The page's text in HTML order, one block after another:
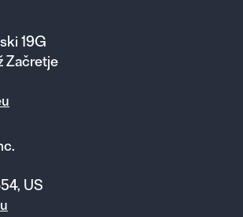
19G
Začretje
US